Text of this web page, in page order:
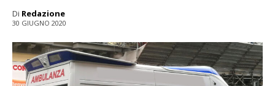
Di Redazione
30 GIUGNO 2020